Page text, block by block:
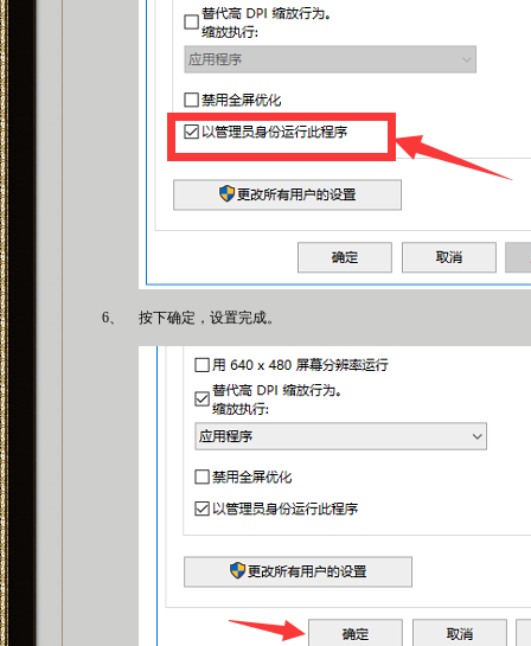
6、 按下确定，设置完成。